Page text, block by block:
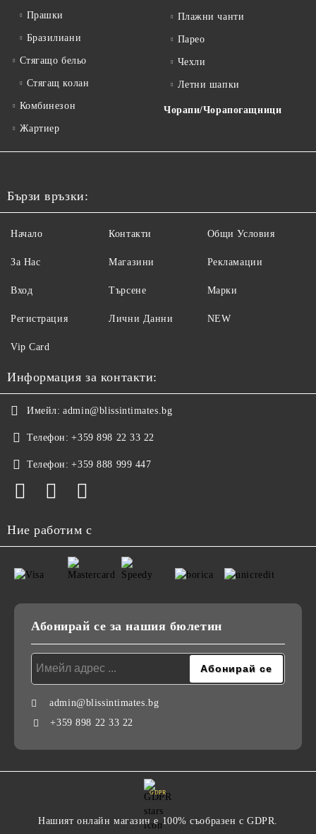
Прашки
Бразилиани
Стягащо бельо
Стягащ колан
Комбинезон
Жартиер
Плажни чанти
Парео
Чехли
Летни шапки
Чорапи/Чорапогащници
Бързи връзки:
Начало
За Нас
Вход
Регистрация
Контакти
Магазини
Търсене
Лични Данни
Общи Условия
Рекламации
Марки
NEW
Vip Card
Информация за контакти:
Имейл: admin@blissintimates.bg
Телефон: +359 898 22 33 22
Телефон: +359 888 999 447
Ние работим с
Абонирай се за нашия бюлетин
admin@blissintimates.bg
+359 898 22 33 22
GDPR
Нашият онлайн магазин е 100% съобразен с GDPR.